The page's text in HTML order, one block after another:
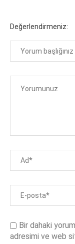
Değerlendirmeniz:
Bir dahaki
adresimi ve web